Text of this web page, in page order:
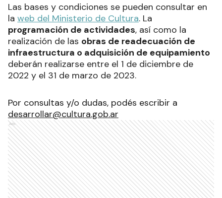
Las bases y condiciones se pueden consultar en
la web del Ministerio de Cultura. La
programación de actividades, así como la
realización de las obras de readecuación de
infraestructura o adquisición de equipamiento
deberán realizarse entre el 1 de diciembre de
2022 y el 31 de marzo de 2023.
Por consultas y/o dudas, podés escribir a
desarrollar@cultura.gob.ar
Ads